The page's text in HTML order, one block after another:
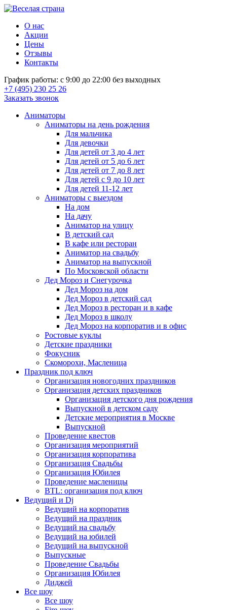
О нас
Акции
Цены
Отзывы
Контакты
График работы: с 9:00 до 22:00 без выходных
+7 (495) 230 25 26
Заказать звонок
Аниматоры
Аниматоры на день рождения
Для мальчика
Для девочки
Для детей от 3 до 4 лет
Для детей от 5 до 6 лет
Для детей от 7 до 8 лет
Для детей с 9 до 10 лет
Для детей 11-12 лет
Аниматоры с выездом
На дом
На дачу
Аниматор на улицу
В детский сад
В кафе или ресторан
Аниматор на свадьбу
Аниматор на выпускной
По Московской области
Дед Мороз и Снегурочка
Дед Мороз на дом
Дед Мороз в детский сад
Дед Мороз в ресторан и в кафе
Дед Мороз в школу
Дед Мороз на корпоратив и в офис
Ростовые куклы
Детские праздники
Фокусник
Скоморохи, Масленица
Праздник под ключ
Организация новогодних праздников
Организация детских праздников
Организация детского дня рождения
Выпускной в детском саду
Детские мероприятия в Москве
Выпускной
Проведение квестов
Организация мероприятий
Организация корпоратива
Организация Свадьбы
Организация Юбилея
Проведение масленицы
BTL: организация под ключ
Ведущий и Dj
Ведущий на корпоратив
Ведущий на праздник
Ведущий на свадьбу
Ведущий на юбилей
Ведущий на выпускной
Выпускные
Проведение Свадьбы
Организация Юбилея
Диджей
Все шоу
Все шоу